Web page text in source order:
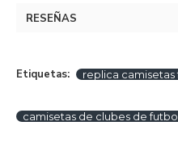
RESEÑAS
Etiquetas: replica camisetas
camisetas de clubes de